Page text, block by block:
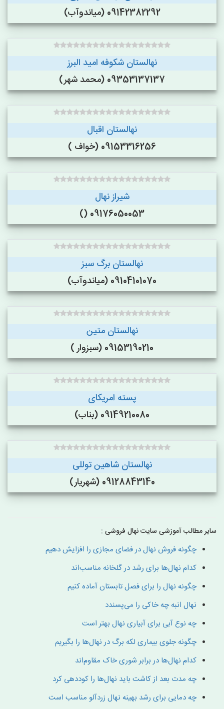
09142382292 (میاندوآب)
نهالستان شکوفه امید البرز
09353137137 (محمد شهر)
نهالستان اقبال
09153316256 (خواف )
شیراز نهال
09176050053 ()
نهالستان برگ سبز
09104101070 (میاندوآب)
نهالستان متین
09153190210 (سبزوار )
پسته امریکای
09149210080 (بناب)
نهالستان شاهین توللی
09128843140 (شهریار)
سایر مطالب آموزشی سایت نهال فروشی :
چگونه فروش نهال در فضای مجازی را افزایش دهیم
کدام نهال‌ها برای رشد در گلخانه مناسب‌اند
چگونه نهال را برای فصل تابستان آماده کنیم
نهال انبه چه خاکی را می‌پسندد
چه نوع آبی برای آبیاری نهال بهتر است
چگونه جلوی بیماری لکه برگ در نهال‌ها را بگیریم
کدام نهال‌ها در برابر شوری خاک مقاوم‌اند
چه مدت بعد از کاشت باید نهال‌ها را کوددهی کرد
چه دمایی برای رشد بهینه نهال زردآلو مناسب است